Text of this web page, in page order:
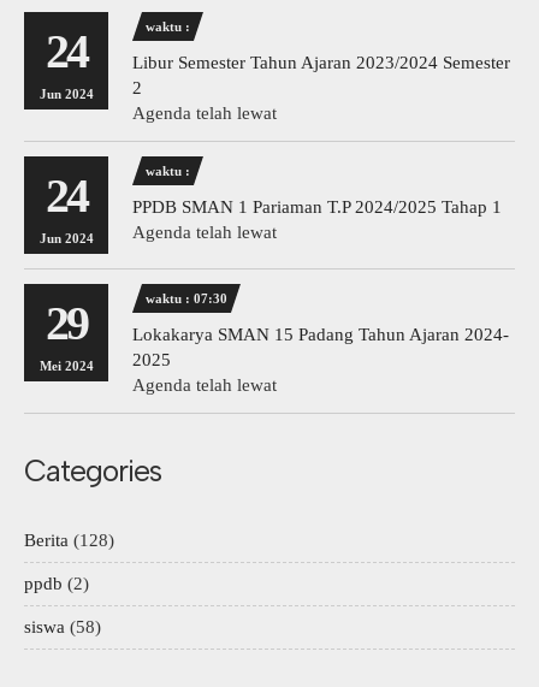
24
Jun 2024
waktu :
Libur Semester Tahun Ajaran 2023/2024 Semester
2
Agenda telah lewat
24
Jun 2024
waktu :
PPDB SMAN 1 Pariaman T.P 2024/2025 Tahap 1
Agenda telah lewat
29
Mei 2024
waktu : 07:30
Lokakarya SMAN 15 Padang Tahun Ajaran 2024-
2025
Agenda telah lewat
Categories
Berita (128)
ppdb (2)
siswa (58)